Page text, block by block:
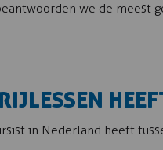
we de meest
in Nederland heeft